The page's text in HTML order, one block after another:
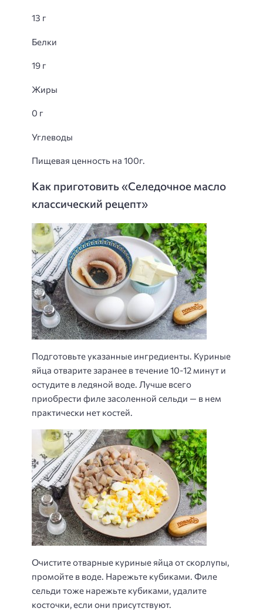
13 г
Белки
19 г
Жиры
0 г
Углеводы
Пищевая ценность на 100г.
Как приготовить «Селедочное масло
классический рецепт»
Подготовьте указанные ингредиенты. Куриные
яйца отварите заранее в течение 10-12 минут и
остудите в ледяной воде. Лучше всего
приобрести филе засоленной сельди — в нем
практически нет костей.
Очистите отварные куриные яйца от скорлупы,
промойте в воде. Нарежьте кубиками. Филе
сельди тоже нарежьте кубиками, удалите
косточки, если они присутствуют.